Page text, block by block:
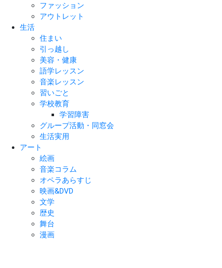
ファッション
アウトレット
生活
住まい
引っ越し
美容・健康
語学レッスン
音楽レッスン
習いごと
学校教育
学習障害
グループ活動・同窓会
生活実用
アート
絵画
音楽コラム
オペラあらすじ
映画&DVD
文学
歴史
舞台
漫画